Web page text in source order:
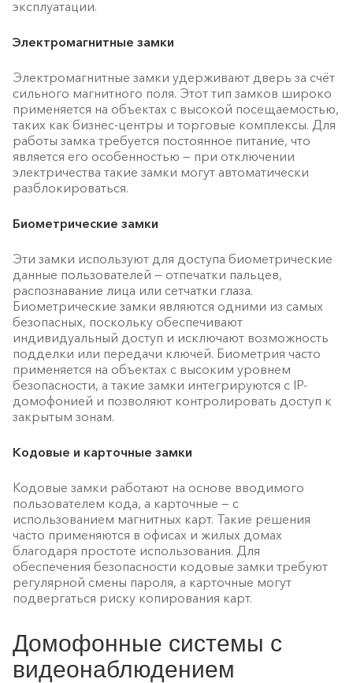
эксплуатации.
Электромагнитные замки
Электромагнитные замки удерживают дверь за счёт
сильного магнитного поля. Этот тип замков широко
применяется на объектах с высокой посещаемостью,
таких как бизнес-центры и торговые комплексы. Для
работы замка требуется постоянное питание, что
является его особенностью — при отключении
электричества такие замки могут автоматически
разблокироваться.
Биометрические замки
Эти замки используют для доступа биометрические
данные пользователей — отпечатки пальцев,
распознавание лица или сетчатки глаза.
Биометрические замки являются одними из самых
безопасных, поскольку обеспечивают
индивидуальный доступ и исключают возможность
подделки или передачи ключей. Биометрия часто
применяется на объектах с высоким уровнем
безопасности, а такие замки интегрируются с IP-
домофонией и позволяют контролировать доступ к
закрытым зонам.
Кодовые и карточные замки
Кодовые замки работают на основе вводимого
пользователем кода, а карточные — с
использованием магнитных карт. Такие решения
часто применяются в офисах и жилых домах
благодаря простоте использования. Для
обеспечения безопасности кодовые замки требуют
регулярной смены пароля, а карточные могут
подвергаться риску копирования карт.
Домофонные системы с
видеонаблюдением